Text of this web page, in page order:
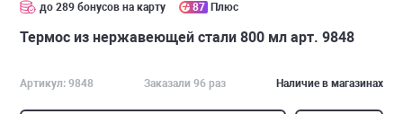
до 289 бонусов на карту 87 Плюс
Термос из нержавеющей стали 800 мл арт. 9848
Артикул: 9848 Заказали 96 раз Наличие в магазинах